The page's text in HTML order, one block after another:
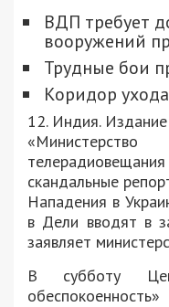
ВДП требует
вооружений
Трудные бои
Коридор
12. Индия. Издание
скандальные
Нападения в
в Дели вводят в
заявляет
В субботу